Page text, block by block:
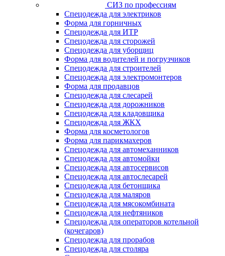
СИЗ по профессиям
Спецодежда для электриков
Форма для горничных
Спецодежда для ИТР
Спецодежда для сторожей
Спецодежда для уборщиц
Форма для водителей и погрузчиков
Спецодежда для строителей
Спецодежда для электромонтеров
Форма для продавцов
Спецодежда для слесарей
Спецодежда для дорожников
Спецодежда для кладовщика
Спецодежда для ЖКХ
Форма для косметологов
Форма для парикмахеров
Спецодежда для автомеханников
Спецодежда для автомойки
Спецодежда для автосервисов
Спецодежда для автослесарей
Спецодежда для бетонщика
Спецодежда для маляров
Спецодежда для мясокомбината
Спецодежда для нефтяников
Спецодежда для операторов котельной
(кочегаров)
Спецодежда для прорабов
Спецодежда для столяра